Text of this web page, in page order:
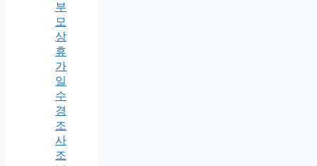
부
모
상
휴
가
일
수
경
조
사
조